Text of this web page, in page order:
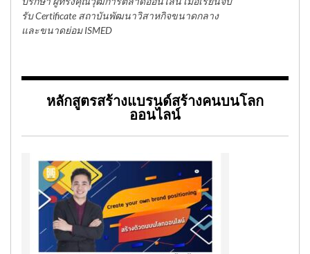
รับ Certificate สถาบันพัฒนาวิสาหกิจขนาดกลาง
และขนาดย่อม ISMED
หลักสูตรสร้างแบรนด์สร้างคนบนโลก
ออนไลน์